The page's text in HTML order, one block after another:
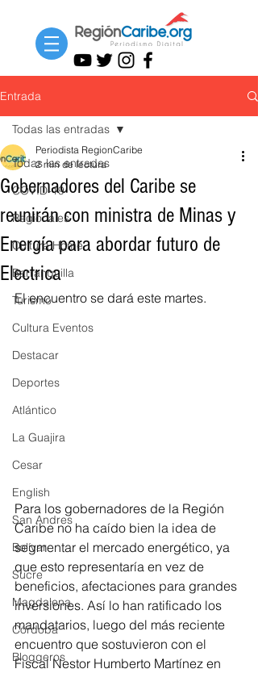
Entrada
Todas las entradas
COVID-19
Regionales
Cultura Home
Barranquilla
Turismo
Cultura Eventos
Destacar
Deportes
Atlántico
La Guajira
Cesar
English
San Andres
Bolívar
Sucre
Magdalena
Córdoba
Bloggeros
Todas las entradas
Gobernadores del Caribe se
reunirán con ministra de Minas y
Energía para abordar futuro de
Electrica
Periodista RegionCaribe
2 min de lectura
El encuentro se dará este martes.
Para los gobernadores de la Región
Caribe no ha caído bien la idea de
segmentar el mercado energético, ya
que esto representaría en vez de
beneficios, afectaciones para grandes
inversiones. Así lo han ratificado los
mandatarios, luego del más reciente
encuentro que sostuvieron con el
Fiscal Nestor Humberto Martínez en